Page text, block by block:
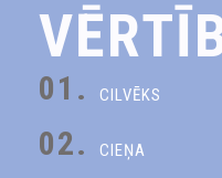
01. CILVĒKS
02. CIEŅA